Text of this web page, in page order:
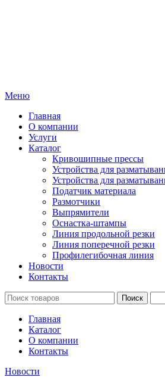
Меню
Главная
О компании
Услуги
Каталог
Кривошипные прессы
Устройства для
Устройства для
Податчик материала
Размотчики
Выпрямители
Оснастка-штампы
Линия продольной резки
Линия поперечной резки
Профилегибочная линия
Новости
Контакты
Поиск
Главная
Каталог
О компании
Контакты
Новости